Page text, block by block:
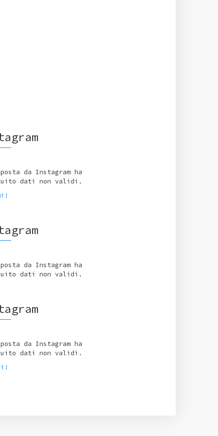
da Instagram ha
dati non validi.
da Instagram ha
dati non validi.
da Instagram ha
dati non validi.